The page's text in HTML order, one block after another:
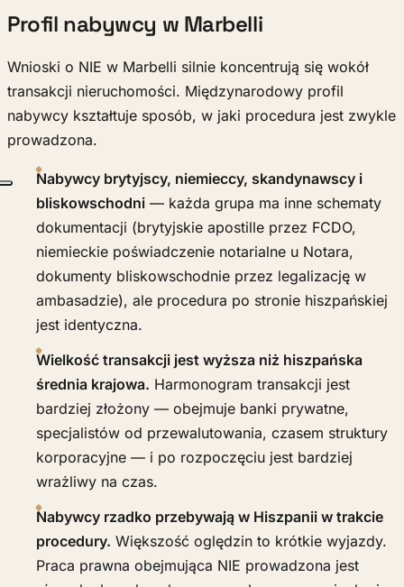
Profil nabywcy w Marbelli
Wnioski o NIE w Marbelli silnie koncentrują się wokół
transakcji nieruchomości. Międzynarodowy profil
nabywcy kształtuje sposób, w jaki procedura jest zwykle
prowadzona.
Nabywcy brytyjscy, niemieccy, skandynawscy i
bliskowschodni — każda grupa ma inne schematy
dokumentacji (brytyjskie apostille przez FCDO,
niemieckie poświadczenie notarialne u Notara,
dokumenty bliskowschodnie przez legalizację w
ambasadzie), ale procedura po stronie hiszpańskiej
jest identyczna.
Wielkość transakcji jest wyższa niż hiszpańska
średnia krajowa. Harmonogram transakcji jest
bardziej złożony — obejmuje banki prywatne,
specjalistów od przewalutowania, czasem struktury
korporacyjne — i po rozpoczęciu jest bardziej
wrażliwy na czas.
Nabywcy rzadko przebywają w Hiszpanii w trakcie
procedury. Większość oględzin to krótkie wyjazdy.
Praca prawna obejmująca NIE prowadzona jest